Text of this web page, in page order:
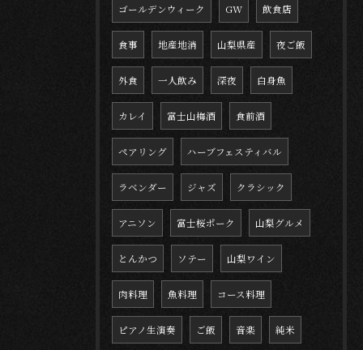
ゴールデンウィーク GW 飲食店
食事 地産地消 山梨県産 夜ご飯
外食 一人飲み 深夜 白身魚
カレイ 富士山梅酒 食前酒
ペアリング ハーブフェスティバル
ラベンダー ジャズ クラシック
アニソン 富士桜ポーク 山梨グルメ
とんかつ ソテー 山梨ワイン
肉料理 魚料理 コース料理
ピアノ生演奏 ご飯 音楽 純米